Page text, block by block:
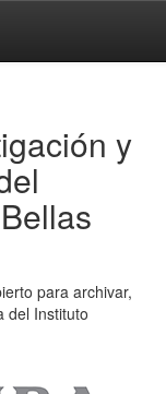
y
para archivar,
del Instituto